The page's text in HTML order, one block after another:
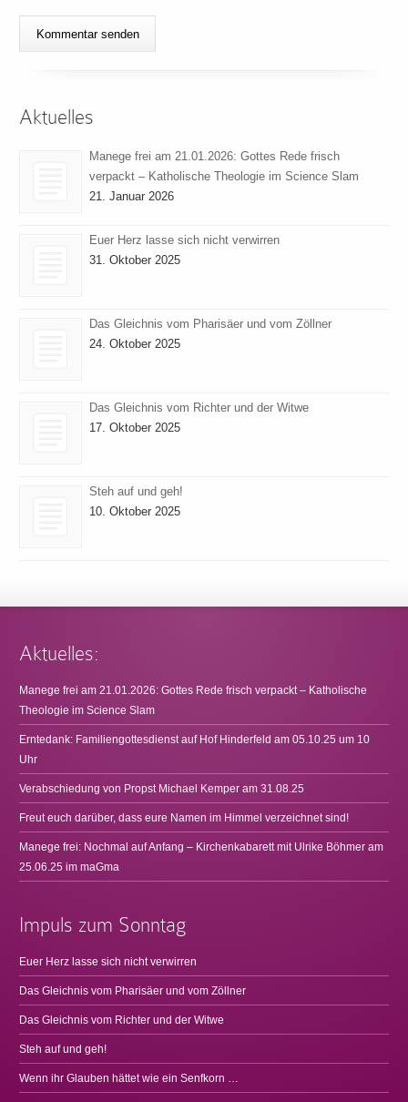
Aktuelles
Manege frei am 21.01.2026: Gottes Rede frisch
verpackt – Katholische Theologie im Science Slam
21. Januar 2026
Euer Herz lasse sich nicht verwirren
31. Oktober 2025
Das Gleichnis vom Pharisäer und vom Zöllner
24. Oktober 2025
Das Gleichnis vom Richter und der Witwe
17. Oktober 2025
Steh auf und geh!
10. Oktober 2025
Aktuelles:
Manege frei am 21.01.2026: Gottes Rede frisch verpackt – Katholische
Theologie im Science Slam
Erntedank: Familiengottesdienst auf Hof Hinderfeld am 05.10.25 um 10
Uhr
Verabschiedung von Propst Michael Kemper am 31.08.25
Freut euch darüber, dass eure Namen im Himmel verzeichnet sind!
Manege frei: Nochmal auf Anfang – Kirchenkabarett mit Ulrike Böhmer am
25.06.25 im maGma
Impuls zum Sonntag
Euer Herz lasse sich nicht verwirren
Das Gleichnis vom Pharisäer und vom Zöllner
Das Gleichnis vom Richter und der Witwe
Steh auf und geh!
Wenn ihr Glauben hättet wie ein Senfkorn …